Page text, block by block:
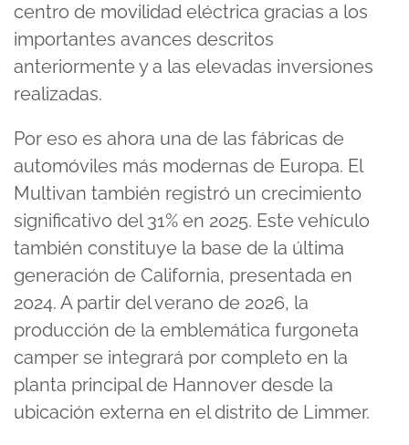
centro de movilidad eléctrica gracias a los
importantes avances descritos
anteriormente y a las elevadas inversiones
realizadas.
Por eso es ahora una de las fábricas de
automóviles más modernas de Europa. El
Multivan también registró un crecimiento
significativo del 31% en 2025. Este vehículo
también constituye la base de la última
generación de California, presentada en
2024. A partir del verano de 2026, la
producción de la emblemática furgoneta
camper se integrará por completo en la
planta principal de Hannover desde la
ubicación externa en el distrito de Limmer.